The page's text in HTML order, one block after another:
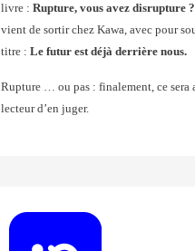
livre : Rupture, vous avez disrupture ?
vient de sortir chez Kawa, avec pour
titre : Le futur est déjà derrière nous.
Rupture … ou pas : finalement, ce sera
lecteur d’en juger.